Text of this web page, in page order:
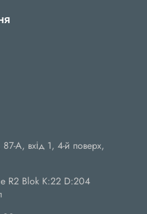
А, вхід 1, 4-й поверх,
R2 Blok K:22 D:204